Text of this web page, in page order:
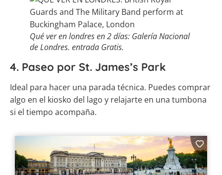
Qué ver en londres en 2 días: Galería Nacional
de Londres. entrada Gratis.
4. Paseo por St. James’s Park
Ideal para hacer una parada técnica. Puedes comprar
algo en el kiosko del lago y relajarte en una tumbona
si el tiempo acompaña.